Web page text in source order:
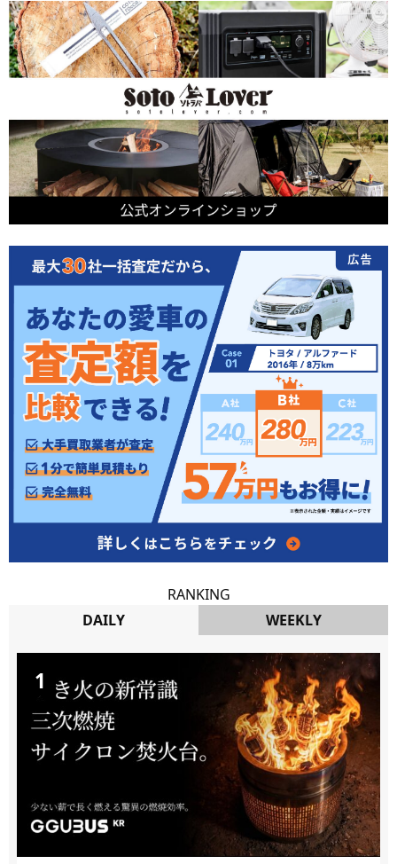
RANKING
DAILY
WEEKLY